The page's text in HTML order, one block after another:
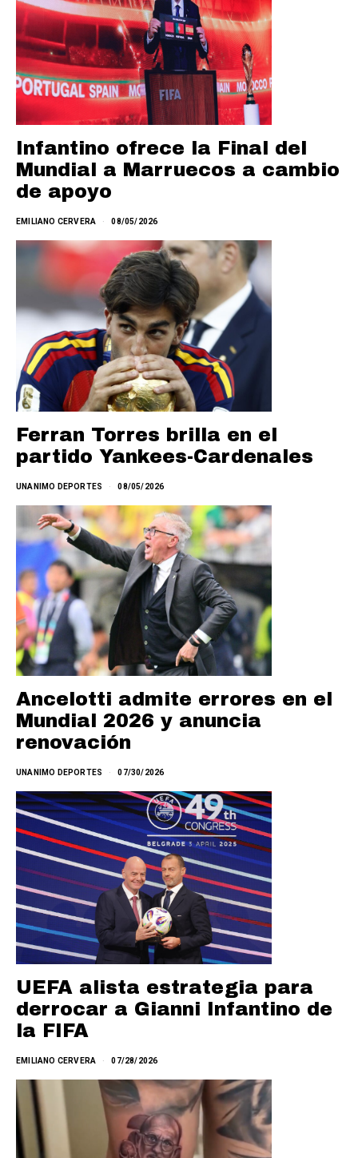
Infantino ofrece la Final del
Mundial a Marruecos a cambio
de apoyo
EMILIANO CERVERA 08/05/2026
Ferran Torres brilla en el
partido Yankees-Cardenales
UNANIMO DEPORTES 08/05/2026
Ancelotti admite errores en el
Mundial 2026 y anuncia
renovación
UNANIMO DEPORTES 07/30/2026
UEFA alista estrategia para
derrocar a Gianni Infantino de
la FIFA
EMILIANO CERVERA 07/28/2026